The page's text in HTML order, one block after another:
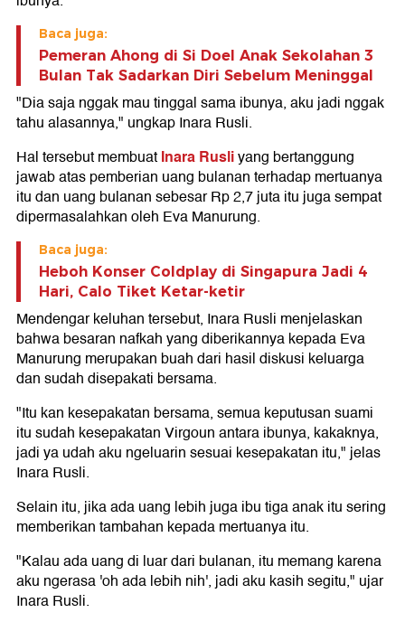
Baca juga:
Pemeran Ahong di Si Doel Anak Sekolahan 3
Bulan Tak Sadarkan Diri Sebelum Meninggal
"Dia saja nggak mau tinggal sama ibunya, aku jadi nggak
tahu alasannya," ungkap Inara Rusli.
Hal tersebut membuatInara Rusliyang bertanggung
jawab atas pemberian uang bulanan terhadap mertuanya
itu dan uang bulanan sebesar Rp 2,7 juta itu juga sempat
dipermasalahkan oleh Eva Manurung.
Baca juga:
Heboh Konser Coldplay di Singapura Jadi 4
Hari, Calo Tiket Ketar-ketir
Mendengar keluhan tersebut, Inara Rusli menjelaskan
bahwa besaran nafkah yang diberikannya kepada Eva
Manurung merupakan buah dari hasil diskusi keluarga
dan sudah disepakati bersama.
"Itu kan kesepakatan bersama, semua keputusan suami
itu sudah kesepakatan Virgoun antara ibunya, kakaknya,
jadi ya udah aku ngeluarin sesuai kesepakatan itu," jelas
Inara Rusli.
Selain itu, jika ada uang lebih juga ibu tiga anak itu sering
memberikan tambahan kepada mertuanya itu.
"Kalau ada uang di luar dari bulanan, itu memang karena
aku ngerasa 'oh ada lebih nih', jadi aku kasih segitu," ujar
Inara Rusli.